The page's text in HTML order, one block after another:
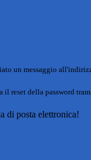
un messaggio
il reset della password
di posta elettronica!